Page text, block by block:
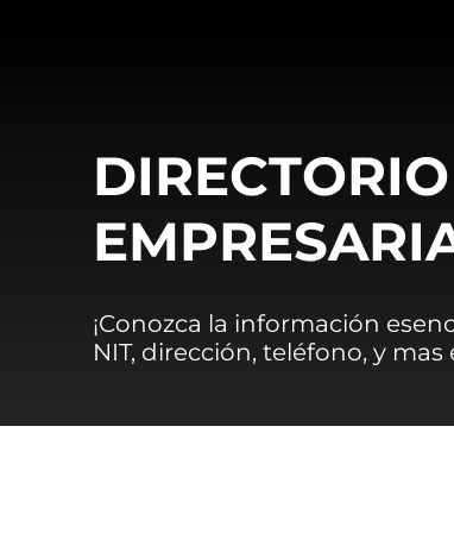
¡Conozca la información
NIT, dirección, teléfono, y